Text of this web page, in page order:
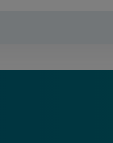
des